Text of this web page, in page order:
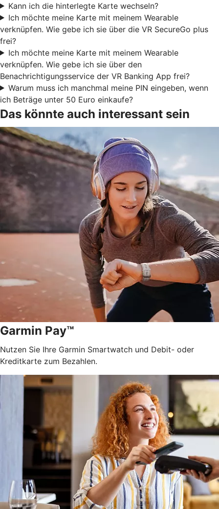
Kann ich die hinterlegte Karte wechseln?
Ich möchte meine Karte mit meinem Wearable
verknüpfen. Wie gebe ich sie über die VR SecureGo plus
frei?
Ich möchte meine Karte mit meinem Wearable
verknüpfen. Wie gebe ich sie über den
Benachrichtigungsservice der VR Banking App frei?
Warum muss ich manchmal meine PIN eingeben, wenn
ich Beträge unter 50 Euro einkaufe?
Das könnte auch interessant sein
Garmin Pay™
Nutzen Sie Ihre Garmin Smartwatch und Debit- oder
Kreditkarte zum Bezahlen.